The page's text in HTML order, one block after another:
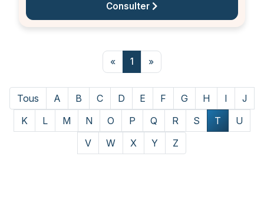
Consulter
« 1 »
Tous A B C D E F G H I
J
K
L M N O P Q R S T
U
V
W X Y Z